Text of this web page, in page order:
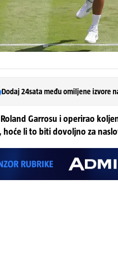
Dodaj 24sata među omiljene izvore
Garrosu i operirao
li to biti dovoljno za